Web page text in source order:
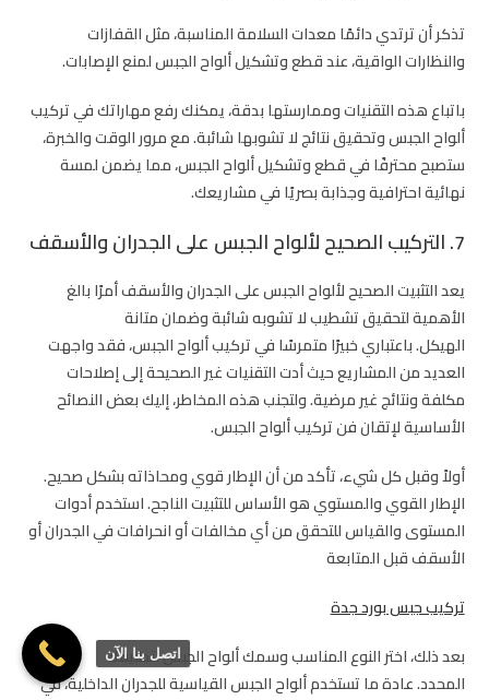
تذكر أن ترتدي دائمًا معدات السلامة المناسبة، مثل القفازات
والنظارات الواقية، عند قطع وتشكيل ألواح الجبس لمنع الإصابات.
باتباع هذه التقنيات وممارستها بدقة، يمكنك رفع مهاراتك في تركيب
ألواح الجبس وتحقيق نتائج لا تشوبها شائبة. مع مرور الوقت والخبرة،
ستصبح محترفًا في قطع وتشكيل ألواح الجبس، مما يضمن لمسة
نهائية احترافية وجذابة بصريًا في مشاريعك.
7. التركيب الصحيح لألواح الجبس على الجدران والأسقف
يعد التثبيت الصحيح لألواح الجبس على الجدران والأسقف أمرًا بالغ
الأهمية لتحقيق تشطيب لا تشوبه شائبة وضمان متانة
الهيكل. باعتباري خبيرًا متمرسًا في تركيب ألواح الجبس، فقد واجهت
العديد من المشاريع حيث أدت التقنيات غير الصحيحة إلى إصلاحات
مكلفة ونتائج غير مرضية. ولتجنب هذه المخاطر، إليك بعض النصائح
الأساسية لإتقان فن تركيب ألواح الجبس.
أولاً وقبل كل شيء، تأكد من أن الإطار قوي ومحاذاته بشكل صحيح.
الإطار القوي والمستوي هو الأساس للتثبيت الناجح. استخدم أدوات
المستوى والقياس للتحقق من أي مخالفات أو انحرافات في الجدران أو
الأسقف قبل المتابعة
تركيب جبس بورد جدة
بعد ذلك، اختر النوع المناسب وسمك ألواح الجبس لتطبيقك
المحدد. عادة ما تستخدم ألواح الجبس القياسية للجدران الداخلية، في
اتصل بنا الآن